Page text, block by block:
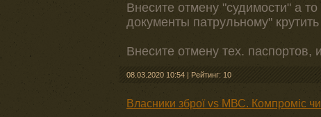
Внесите отмену "судимости" а
документы патрульному" крутить
Внесите отмену тех.
08.03.2020 10:54 | Рейтинг: 10
Власники зброї vs МВС. Компроміс